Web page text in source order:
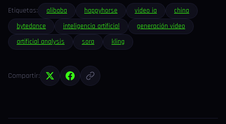
Etiquetas: alibaba happyhorse video ia
china
bytedance
inteligencia artificial
generación video
artificial analysis
sora kling
Compartir: